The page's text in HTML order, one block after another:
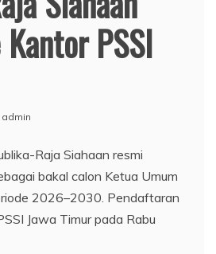
PSSI
admin
Raja Siahaan resmi
bakal calon Ketua Umum
2026–2030. Pendaftaran
Jawa Timur pada Rabu